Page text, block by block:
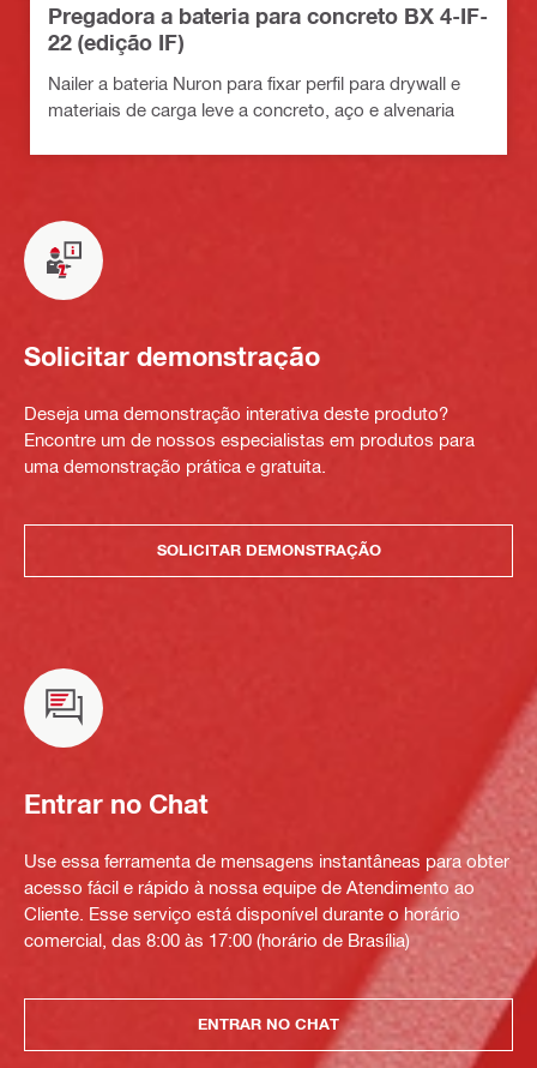
Pregadora a bateria para concreto BX 4-IF-
22 (edição IF)
Nailer a bateria Nuron para fixar perfil para drywall e
materiais de carga leve a concreto, aço e alvenaria
Solicitar demonstração
Deseja uma demonstração interativa deste produto?
Encontre um de nossos especialistas em produtos para
uma demonstração prática e gratuita.
SOLICITAR DEMONSTRAÇÃO
Entrar no Chat
Use essa ferramenta de mensagens instantâneas para obter
acesso fácil e rápido à nossa equipe de Atendimento ao
Cliente. Esse serviço está disponível durante o horário
comercial, das 8:00 às 17:00 (horário de Brasília)
ENTRAR NO CHAT